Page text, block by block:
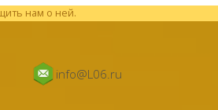
нам о ней.
info@L06.ru